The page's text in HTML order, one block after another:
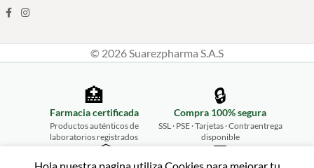
© 2026 Suarezpharma S.A.S
Hola nuestra pagina utiliza Cookies para mejorar tu
🏥
Farmacia certificada
Productos auténticos de
laboratorios registrados
🔒
Compra 100% segura
SSL · PSE · Tarjetas · Contraentrega
disponible
📦 💬